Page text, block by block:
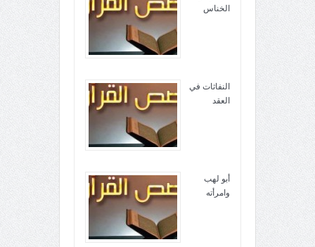
الخناس
النفاثات في
العقد
أبو لهب
وامرأته